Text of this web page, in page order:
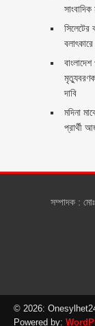
সিলেটের
দাবি
মদিনা
প্রার্থী
সম্পাদক :
© 2026:
Powered by: